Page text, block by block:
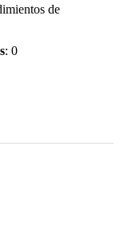
de
: 0